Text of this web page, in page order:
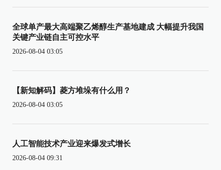
全球单产最大高端聚乙烯醇生产基地建成 大幅提升我国
关键产业链自主可控水平
2026-08-04 03:05
【新知解码】菱方堆垛有什么用？
2026-08-04 03:05
人工智能技术产业迎来爆发式增长
2026-08-04 09:31